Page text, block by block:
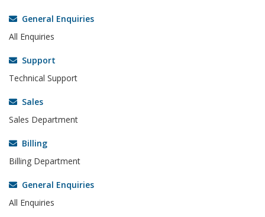
General Enquiries
All Enquiries
Support
Technical Support
Sales
Sales Department
Billing
Billing Department
General Enquiries
All Enquiries